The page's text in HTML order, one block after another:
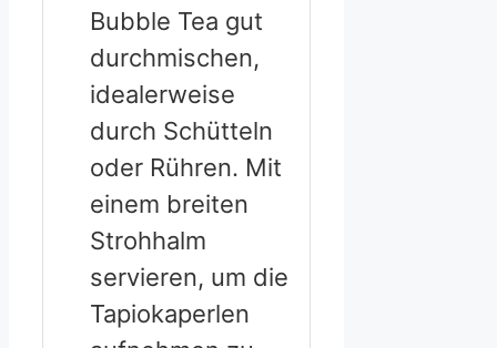
Bubble Tea gut
durchmischen,
idealerweise
durch Schütteln
oder Rühren. Mit
einem breiten
Strohhalm
servieren, um die
Tapiokaperlen